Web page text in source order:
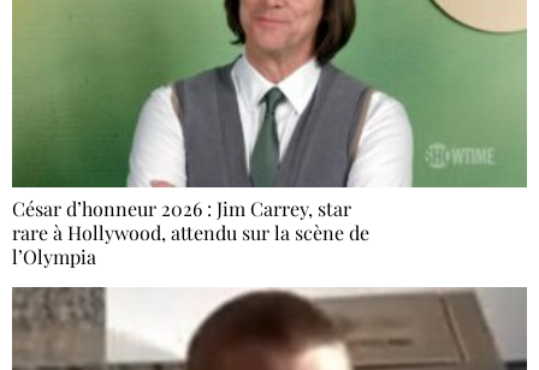
César d’honneur 2026 : Jim Carrey, star
rare à Hollywood, attendu sur la scène de
l’Olympia